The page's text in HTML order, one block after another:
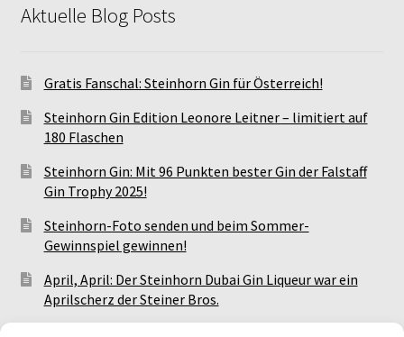
Aktuelle Blog Posts
Gratis Fanschal: Steinhorn Gin für Österreich!
Steinhorn Gin Edition Leonore Leitner – limitiert auf
180 Flaschen
Steinhorn Gin: Mit 96 Punkten bester Gin der Falstaff
Gin Trophy 2025!
Steinhorn-Foto senden und beim Sommer-
Gewinnspiel gewinnen!
April, April: Der Steinhorn Dubai Gin Liqueur war ein
Aprilscherz der Steiner Bros.